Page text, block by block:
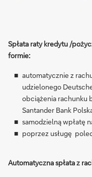
Spłata raty kredytu /
formie:
automatycznie z
udzielonego
obciążenia rachunku
Santander Bank
samodzielną wpłatę
poprzez usługę
Automatyczna spłata z